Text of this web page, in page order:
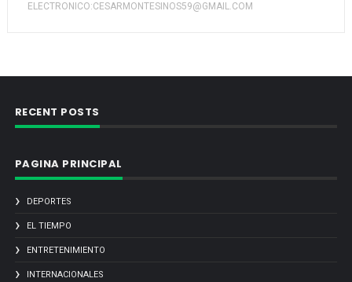
ELECTRONICO:CESARMONTESINOS59@GMAIL.COM
RECENT POSTS
PAGINA PRINCIPAL
DEPORTES
EL TIEMPO
ENTRETENIMIENTO
INTERNACIONALES